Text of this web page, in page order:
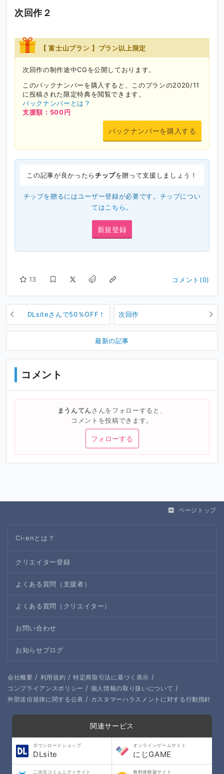
次回作２
【 富士山プラン 】プラン以上限定
次回作の制作途中CGを公開しております。
このバックナンバーを購入すると、このプランの2020/11
に投稿された限定特典を閲覧できます。
バックナンバーとは？
支援額：500円
バックナンバーを購入する
この記事が良かったらチップを贈って支援しましょう！
チップを贈るにはユーザー登録が必要です。チップについ
てはこちら。
新規登録
13 コメント(0)
DLsiteさんで50％OFF！ 次回作
最新の記事
コメント
まうんてんさんをフォローすると、
コメントを投稿できます。
フォローする
ページトップ
Ci-enとは？
クリエイター登録
よくある質問（支援者）
よくある質問（クリエイター）
お問い合わせ
お知らせブログ
会社概要 / 利用規約 / 特定商取引法に基づく表示 /
コンプライアンスポリシー / 個人情報の取り扱いについて /
外部送信規律に関する公表 / カスタマーハラスメントに対する行動指針
関連サービス
ダウンロードショップ
DLsite
オンラインゲームサイト
にじGAME
二次元コミュニティサイト 無料体験版サイト